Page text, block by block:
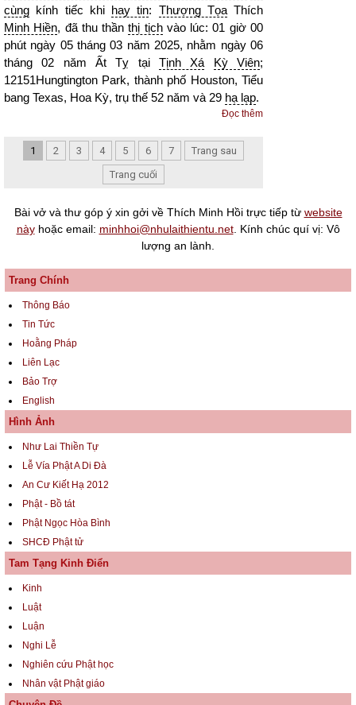
cùng kính tiếc khi hay tin: Thượng TọaThích
Minh Hiền, đã thu thầnthị tịchvào lúc: 01 giờ 00
phút ngày 05 tháng 03 năm 2025, nhằm ngày 06
tháng 02 năm Ất Tỵ tại Tịnh Xá Kỳ Viên;
12151Hungtington Park, thành phố Houston, Tiểu
bang Texas, Hoa Kỳ, trụ thế 52 năm và 29 hạ lạp.
Đọc thêm
1 2 3 4 5 6 7
Trang sau
Trang cuối
Bài vở và thư góp ý xin gởi về Thích Minh Hồi trực tiếp từ website
nàyhoặc email: minhhoi@nhulaithientu.net. Kính chúc quí vị: Vô
lượng an lành.
Trang Chính
Thông Báo
Tin Tức
Hoằng Pháp
Liên Lạc
Bảo Trợ
English
Hình Ảnh
Như Lai Thiền Tự
Lễ Vía Phật A Di Đà
An Cư Kiết Hạ 2012
Phật - Bồ tát
Phật Ngọc Hòa Bình
SHCĐ Phật tử
Tam Tạng Kinh Điển
Kinh
Luật
Luận
Nghi Lễ
Nghiên cứu Phật học
Nhân vật Phật giáo